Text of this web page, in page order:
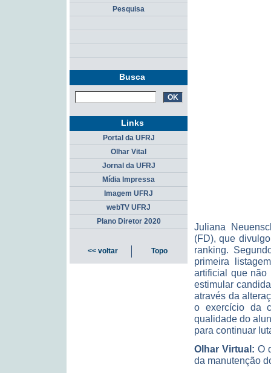
Juliana
(FD), que
ranking.
primeira
artificial que não
estimular
através da
o exercício da
qualidade do
para continuar
Olhar Virtual: O
da manutenção
Pesquisa
Busca
Links
Portal da UFRJ
Olhar Vital
Jornal da UFRJ
Mídia Impressa
Imagem UFRJ
webTV UFRJ
Plano Diretor 2020
<< voltar Topo